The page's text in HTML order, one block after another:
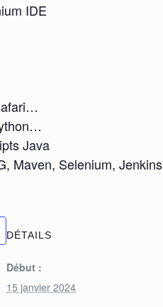
IDE
Java
Maven, Selenium, Jenkins
DÉTAILS
Début :
15 janvier 2024